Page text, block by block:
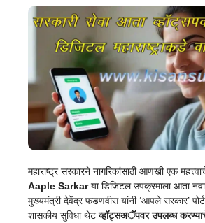
महाराष्ट्र सरकारने नागरिकांसाठी आणखी एक
Aaple Sarkarया डिजिटल उपक्रमाला आता
मुख्यमंत्री देवेंद्र फडणवीस यांनी ‘आपले सरकार’
शासकीय सुविधा थेटव्हॉट्सअॅपवर उपलब्ध